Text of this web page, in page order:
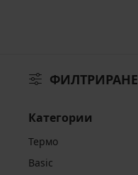
ФИЛТРИРАНЕ
Категории
Термо
Basic